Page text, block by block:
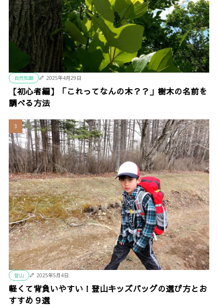
自然知識 2025年4月29日
【初心者編】「これってなんの木？？」樹木の名前を
調べる方法
登山 2025年5月4日
軽くて背負いやすい！登山キッズバッグの選び方とお
すすめ９選